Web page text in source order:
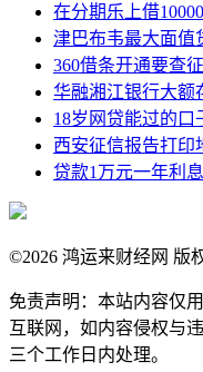
在分期乐上借
津巴布韦最大面值
360借条开通要查
华融湘江银行大额
18岁网贷能过的口
西安征信报告打印
贷款1万元一年利
©2026 鸿运来财经网 版
免责声明：本站内容仅
互联网，如内容侵权与
三个工作日内处理。